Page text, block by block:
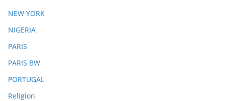
NEW YORK
NIGERIA
PARIS
PARIS BW
PORTUGAL
Religion